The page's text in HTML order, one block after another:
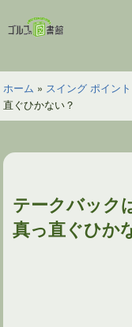
ン
ツ
へ
ス
ッ
ゴ
フ
の
図
ホーム » スイング ポイント
直ぐひかない？
テークバック
真っ直ぐひか